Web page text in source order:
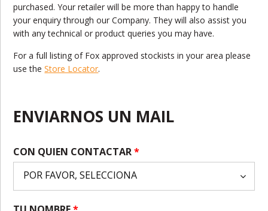
purchased. Your retailer will be more than happy to handle
your enquiry through our Company. They will also assist you
with any technical or product queries you may have.
For a full listing of Fox approved stockists in your area please
use theStore Locator.
ENVIARNOS UN MAIL
CON QUIEN CONTACTAR*